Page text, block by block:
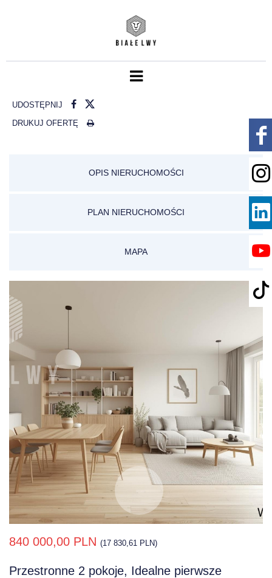
UDOSTĘPNIJ
DRUKUJ OFERTĘ
OPIS NIERUCHOMOŚCI
PLAN NIERUCHOMOŚCI
MAPA
840 000,00 PLN (17 830,61 PLN)
Przestronne 2 pokoje, Idealne pierwsze